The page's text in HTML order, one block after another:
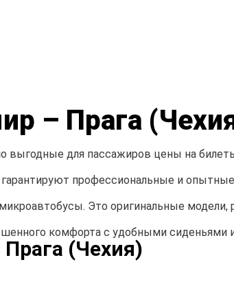
– Прага
выгодные для пассажиров цены на
профессиональные и
Это оригинальные
комфорта с удобными сиденьями
(Чехия)